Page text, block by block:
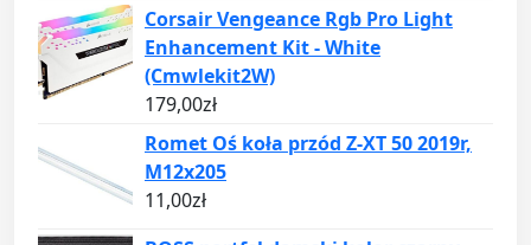
Corsair Vengeance Rgb Pro Light
Enhancement Kit - White
(Cmwlekit2W)
179,00zł
Romet Oś koła przód Z-XT 50 2019r,
M12x205
11,00zł